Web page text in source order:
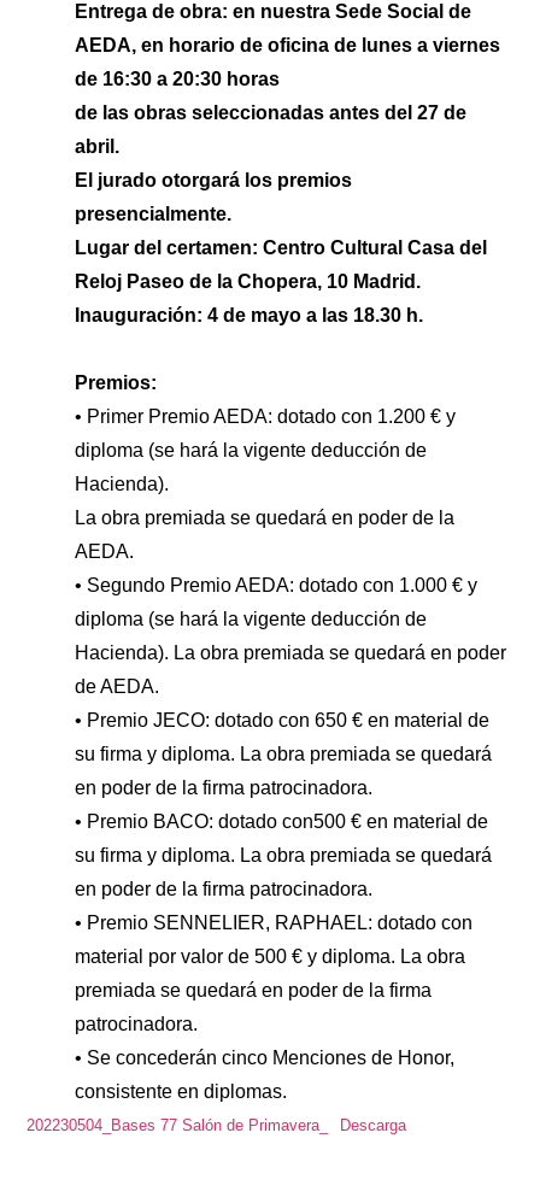
Entrega de obra: en nuestra Sede Social de
AEDA, en horario de oficina de lunes a viernes
de 16:30 a 20:30 horas
de las obras seleccionadas antes del 27 de
abril.
El jurado otorgará los premios
presencialmente.
Lugar del certamen: Centro Cultural Casa del
Reloj Paseo de la Chopera, 10 Madrid.
Inauguración: 4 de mayo a las 18.30 h.
Premios:
• Primer Premio AEDA: dotado con 1.200 € y
diploma (se hará la vigente deducción de
Hacienda).
La obra premiada se quedará en poder de la
AEDA.
• Segundo Premio AEDA: dotado con 1.000 € y
diploma (se hará la vigente deducción de
Hacienda). La obra premiada se quedará en poder
de AEDA.
• Premio JECO: dotado con 650 € en material de
su firma y diploma. La obra premiada se quedará
en poder de la firma patrocinadora.
• Premio BACO: dotado con500 € en material de
su firma y diploma. La obra premiada se quedará
en poder de la firma patrocinadora.
• Premio SENNELIER, RAPHAEL: dotado con
material por valor de 500 € y diploma. La obra
premiada se quedará en poder de la firma
patrocinadora.
• Se concederán cinco Menciones de Honor,
consistente en diplomas.
202230504_Bases 77 Salón de Primavera_ Descarga